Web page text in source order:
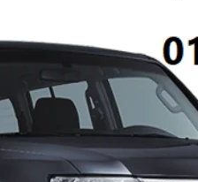
دوت كوم – عروض
ت
ق
ل
ا